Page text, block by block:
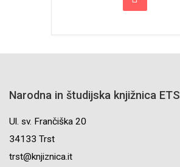
Narodna in študijska knjižnica ETS
Ul. sv. Frančiška 20
34133 Trst
trst@knjiznica.it